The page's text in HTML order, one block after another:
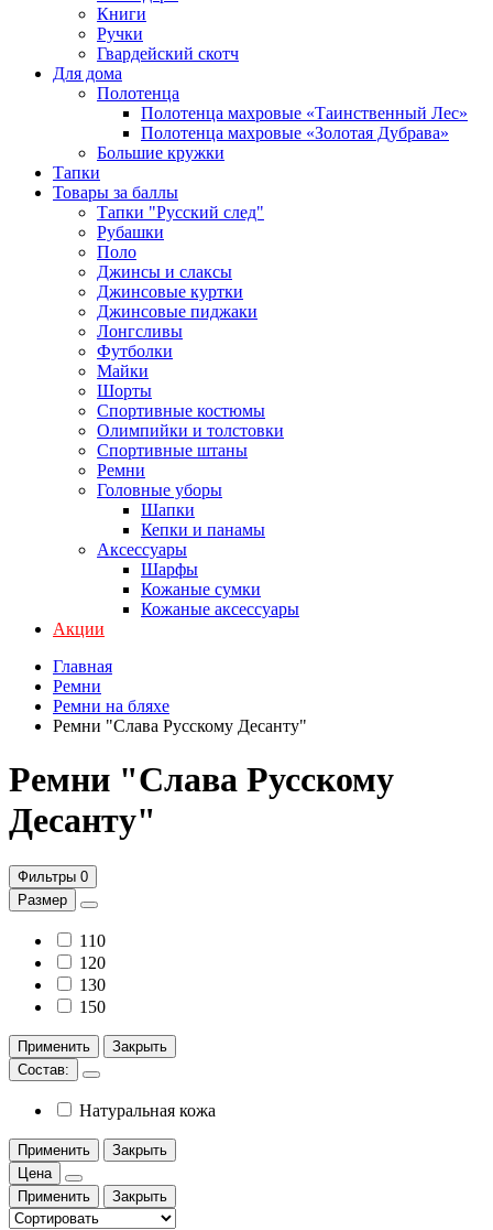
Книги
Ручки
Гвардейский скотч
Для дома
Полотенца
Полотенца махровые «Таинственный Лес»
Полотенца махровые «Золотая Дубрава»
Большие кружки
Тапки
Товары за баллы
Тапки "Русский след"
Рубашки
Поло
Джинсы и слаксы
Джинсовые куртки
Джинсовые пиджаки
Лонгсливы
Футболки
Майки
Шорты
Спортивные костюмы
Олимпийки и толстовки
Спортивные штаны
Ремни
Головные уборы
Шапки
Кепки и панамы
Аксессуары
Шарфы
Кожаные сумки
Кожаные аксессуары
Акции
Главная
Ремни
Ремни на бляхе
Ремни "Слава Русскому Десанту"
Ремни "Слава Русскому
Десанту"
Фильтры 0
Размер
110
120
130
150
Применить
Закрыть
Состав:
Натуральная кожа
Применить
Закрыть
Цена
Применить
Закрыть